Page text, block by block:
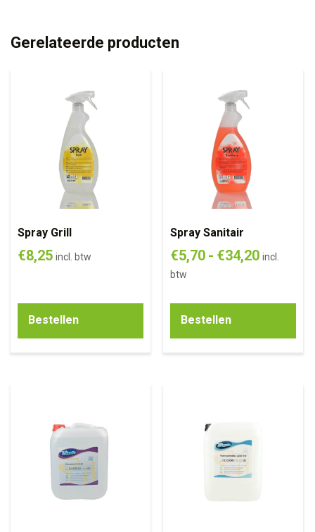
Gerelateerde producten
Spray Grill
€8,25 incl. btw
Bestellen
Spray Sanitair
€5,70 - €34,20 incl.
btw
Bestellen